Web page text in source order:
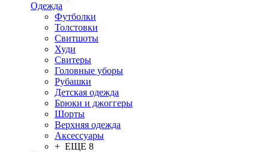
Одежда
Футболки
Толстовки
Свитшоты
Худи
Свитеры
Головные уборы
Рубашки
Детская одежда
Брюки и джоггеры
Шорты
Верхняя одежда
Аксессуары
+ ЕЩЕ 8